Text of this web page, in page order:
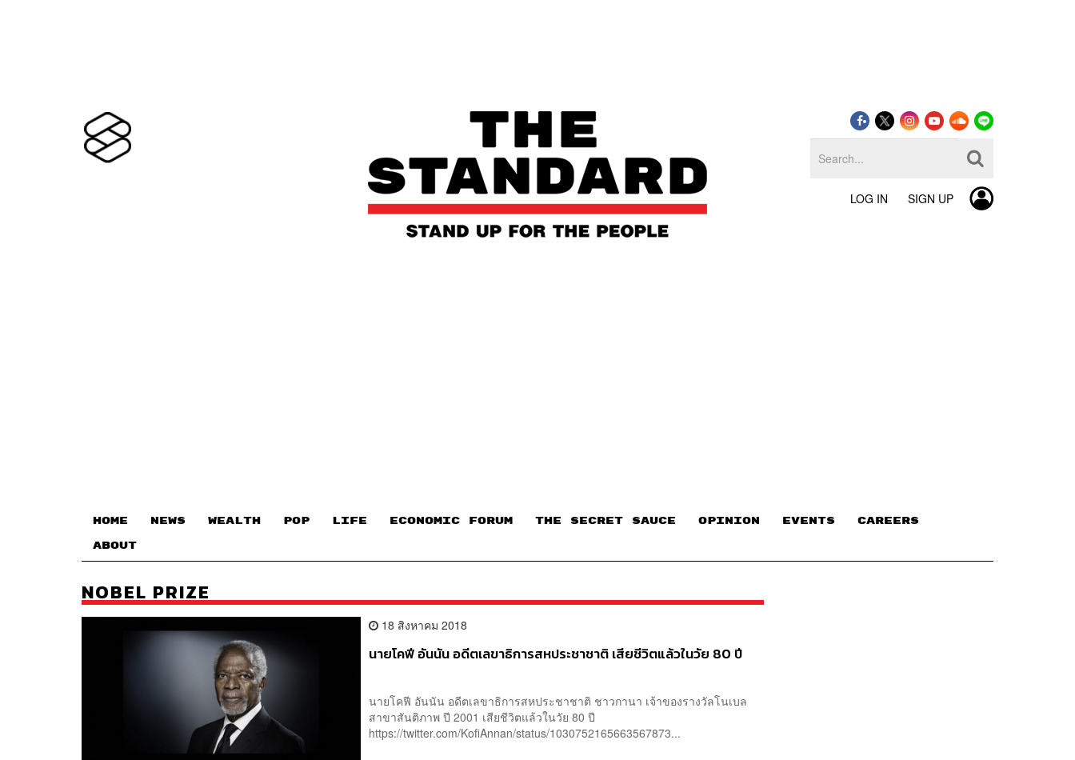
LOG IN SIGN UP
HOME NEWS WEALTH POP LIFE ECONOMIC FORUM THE SECRET SAUCE​ OPINION EVENTS CAREERS
ABOUT
NOBEL PRIZE
18 สิงหาคม 2018
นายโคฟี อันนัน อดีตเลขาธิการสหประชาชาติ เสียชีวิตแล้วในวัย 80 ปี
นายโคฟี อันนัน อดีตเลขาธิการสหประชาชาติ ชาวกานา เจ้าของรางวัลโนเบล
สาขาสันติภาพ ปี 2001 เสียชีวิตแล้วในวัย 80 ปี
https://twitter.com/KofiAnnan/status/1030752165663567873...